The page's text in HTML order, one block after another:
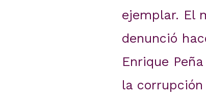
ejemplar. El
denunció
Enrique
la